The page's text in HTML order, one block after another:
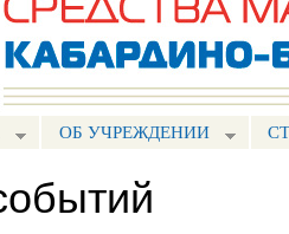
ОБ УЧРЕЖДЕНИИ